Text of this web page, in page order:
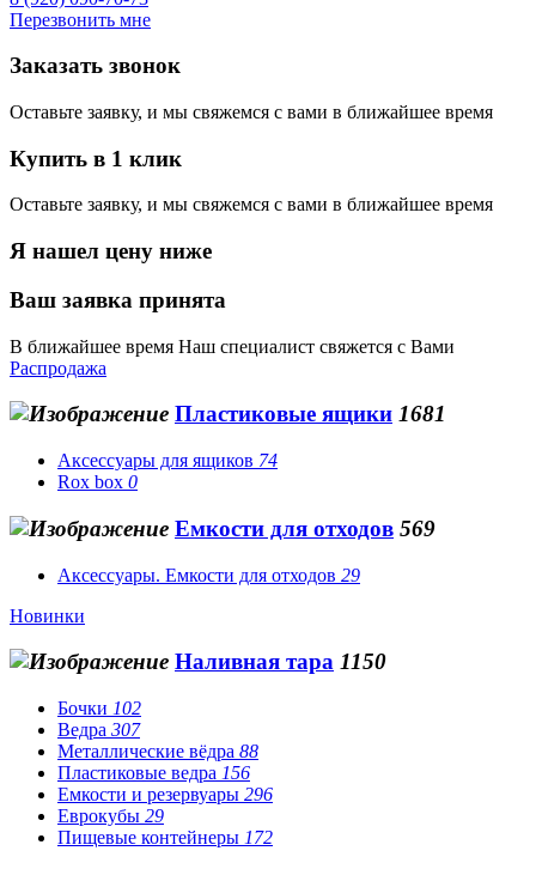
Перезвонить мне
Заказать звонок
Оставьте заявку, и мы свяжемся с вами в ближайшее время
Купить в 1 клик
Оставьте заявку, и мы свяжемся с вами в ближайшее время
Я нашел цену ниже
Ваш заявка принята
В ближайшее время Наш специалист свяжется с Вами
Распродажа
Пластиковые ящики 1681
Аксессуары для ящиков 74
Rox box 0
Емкости для отходов 569
Аксессуары. Емкости для отходов 29
Новинки
Наливная тара 1150
Бочки 102
Ведра 307
Металлические вёдра 88
Пластиковые ведра 156
Емкости и резервуары 296
Еврокубы 29
Пищевые контейнеры 172